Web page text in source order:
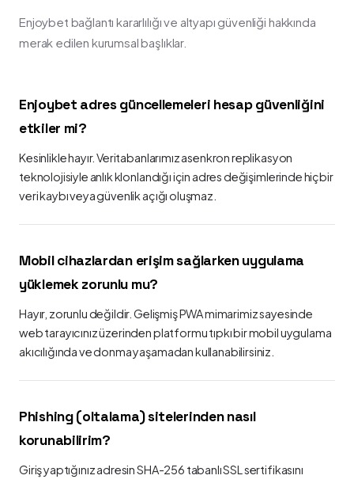
Enjoybet bağlantı kararlılığı ve altyapı güvenliği hakkında
merak edilen kurumsal başlıklar.
Enjoybet adres güncellemeleri hesap güvenliğini
etkiler mi?
Kesinlikle hayır. Veritabanlarımız asenkron replikasyon
teknolojisiyle anlık klonlandığı için adres değişimlerinde hiçbir
veri kaybı veya güvenlik açığı oluşmaz.
Mobil cihazlardan erişim sağlarken uygulama
yüklemek zorunlu mu?
Hayır, zorunlu değildir. Gelişmiş PWA mimarimiz sayesinde
web tarayıcınız üzerinden platformu tıpkı bir mobil uygulama
akıcılığında ve donma yaşamadan kullanabilirsiniz.
Phishing (oltalama) sitelerinden nasıl
korunabilirim?
Giriş yaptığınız adresin SHA-256 tabanlı SSL sertifikasını